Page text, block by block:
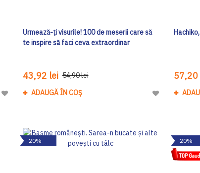
Adaugă
Dorinte
Urmează-ți visurile! 100 de meserii care să
te inspire să faci ceva extraordinar
43,92 lei 54,90 lei
ADAUGĂ ÎN COȘ
Adaugă
de
Dorinte
57,20
-20% -20%